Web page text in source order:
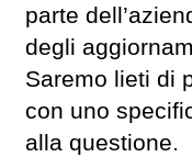
parte
degli
Saremo lieti di
con uno
alla questione.